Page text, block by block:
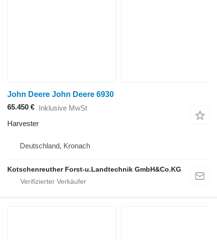
John Deere John Deere 6930
65.450 € Inklusive MwSt
Harvester
Deutschland, Kronach
Kotschenreuther Forst-u.Landtechnik GmbH&Co.KG